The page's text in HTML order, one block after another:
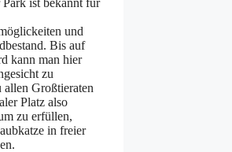
und
Bis auf
kann man hier
zu
allen Großtieraten
Platz also
zu erfüllen,
in freier